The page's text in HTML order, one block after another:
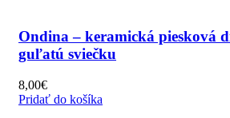
Ondina – keramická piesková
guľatú sviečku
8,00€
Pridať do košíka